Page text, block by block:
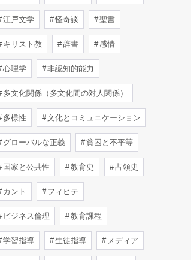
江戸文学 怪奇談 聖書
キリスト教 辞書 感情
心理学 非認知的能力
多文化関係（多文化間の対人関係）
多様性 文化とコミュニケーション
グローバルな正義 貧困と不平等
国家と公共性 教育史 占領史
カント フィヒテ
ビジネス倫理 教育課程
学習指導 生徒指導 メディア